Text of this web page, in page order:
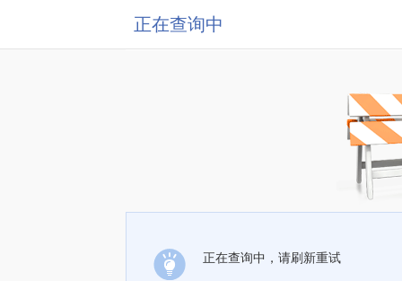
正在查询中
正在查询中，请刷新重试